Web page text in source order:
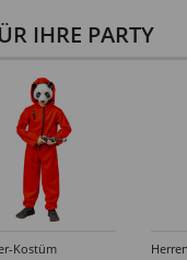
IHRE PARTY
Kostüm